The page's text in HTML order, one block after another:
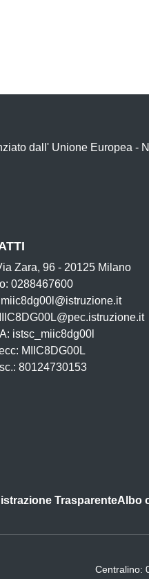
Zara, 96 - 20125 Milano
0288467600
istsc_miic8dg00l
MIIC8DG00L
80124730153
TrasparenteAlbo
Centralino: